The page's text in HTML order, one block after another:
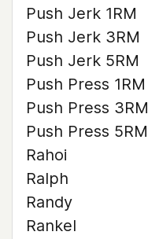
Push Jerk 1RM
Push Jerk 3RM
Push Jerk 5RM
Push Press 1RM
Push Press 3RM
Push Press 5RM
Rahoi
Ralph
Randy
Rankel